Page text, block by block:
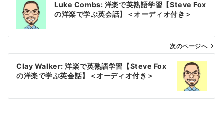
ビ
ン
Luke Combs: 洋楽で英熟語学習【Steve Fox
の洋楽で学ぶ英会話】＜オーディオ付き＞
次のページへ
Clay Walker: 洋楽で英熟語学習【Steve Fox
の洋楽で学ぶ英会話】＜オーディオ付き＞